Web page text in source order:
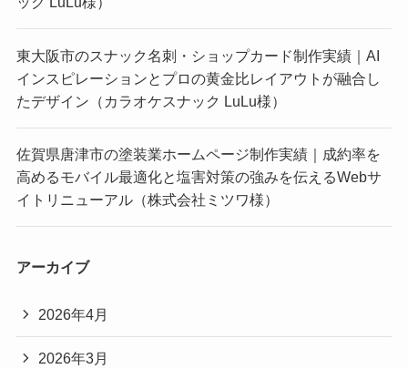
東大阪市のスナック名刺・ショップカード制作実績｜AI
インスピレーションとプロの黄金比レイアウトが融合し
たデザイン（カラオケスナック LuLu様）
佐賀県唐津市の塗装業ホームページ制作実績｜成約率を
高めるモバイル最適化と塩害対策の強みを伝えるWebサ
イトリニューアル（株式会社ミツワ様）
アーカイブ
2026年4月
2026年3月